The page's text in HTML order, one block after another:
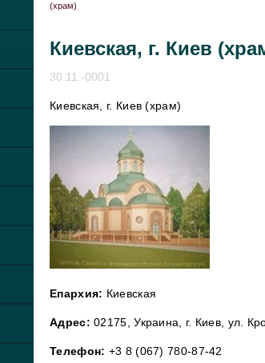
(храм)
Киевская, г. Киев
30.11.-0001
Киевская, г. Киев (храм)
Епархия: Киевская
Адрес: 02175, Украина, г. Киев, ул.
Телефон: +3 8 (067) 780-87-42